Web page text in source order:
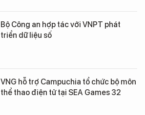
Bộ Công an hợp tác với VNPT phát
triển dữ liệu số
VNG hỗ trợ Campuchia tổ chức bộ môn
thể thao điện tử tại SEA Games 32